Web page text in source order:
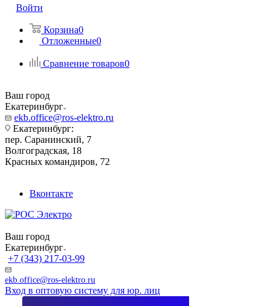
Войти
Корзина0
Отложенные0
Сравнение товаров0
Ваш город
Екатеринбург
ekb.office@ros-elektro.ru
Екатеринбург:
пер. Саранинский, 7
Волгоградская, 18
Красных командиров, 72
Вконтакте
Ваш город
Екатеринбург
+7 (343) 217-03-99
ekb.office@ros-elektro.ru
Вход в оптовую систему для юр. лиц